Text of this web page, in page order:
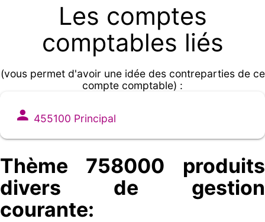
Les comptes
comptables liés
(vous permet d'avoir une idée des contreparties de ce
compte comptable) :
455100 Principal
Thème 758000 produits
divers de gestion
courante: